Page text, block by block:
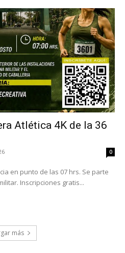
Atlética 4K de la 36
0
punto de las 07 hrs. Se parte
del 43 aniversario de la zona militar. Inscripciones gratis...
más